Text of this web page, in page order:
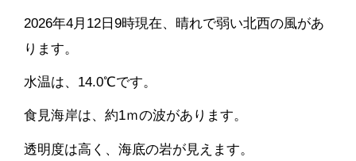
2026年4月12日9時現在、晴れで弱い北西の風があ
ります。
水温は、14.0℃です。
食見海岸は、約1ｍの波があります。
透明度は高く、海底の岩が見えます。